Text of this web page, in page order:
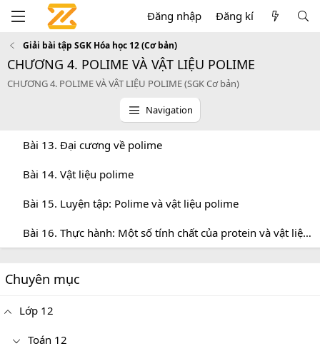
Đăng nhập Đăng kí
Giải bài tập SGK Hóa học 12 (Cơ bản)
CHƯƠNG 4. POLIME VÀ VẬT LIỆU POLIME
CHƯƠNG 4. POLIME VÀ VẬT LIỆU POLIME (SGK Cơ bản)
Navigation
Bài 13. Đại cương về polime
Bài 14. Vật liệu polime
Bài 15. Luyện tập: Polime và vật liệu polime
Bài 16. Thực hành: Một số tính chất của protein và vật liệu polime
Chuyên mục
Lớp 12
Toán 12